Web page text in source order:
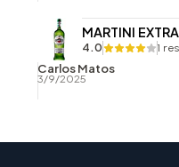
MARTINI
4.0 1
Carlos Matos
3/9/2025